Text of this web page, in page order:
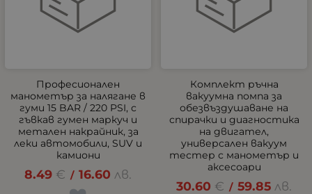
Професионален
манометър за налягане в
гуми 15 BAR / 220 PSI, с
гъвкав гумен маркуч и
метален накрайник, за
леки автомобили, SUV и
камиони
8.49 € / 16.60 лв.
Комплект ръчна
вакуумна помпа за
обезвъздушаване на
спирачки и диагностика
на двигател,
универсален вакуум
тестер с манометър и
аксесоари
30.60 € / 59.85 лв.